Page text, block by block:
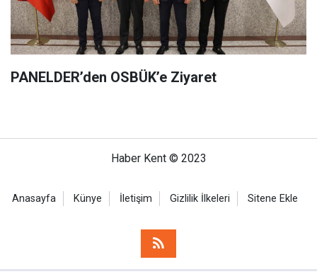
PANELDER’den OSBÜK’e Ziyaret
Haber Kent © 2023
Anasayfa Künye İletişim Gizlilik İlkeleri Sitene Ekle